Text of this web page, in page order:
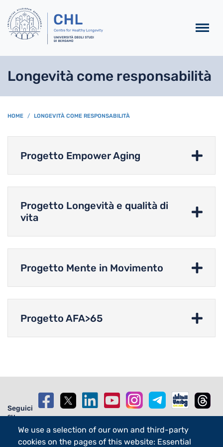
Longevità come responsabilità
BREADCRUMB
HOME LONGEVITÀ COME RESPONSABILITÀ
Progetto Empower Aging
Progetto Longevità e qualità di
vita
Progetto Mente in Movimento
Progetto AFA>65
We use a selection of our own and third-party
cookies on the pages of this website: Essential
Seguici
su